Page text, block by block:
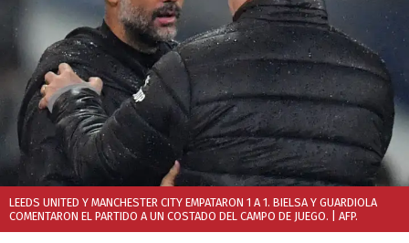
LEEDS UNITED Y MANCHESTER CITY EMPATARON 1 A 1. BIELSA Y GUARDIOLA
COMENTARON EL PARTIDO A UN COSTADO DEL CAMPO DE JUEGO. | AFP.